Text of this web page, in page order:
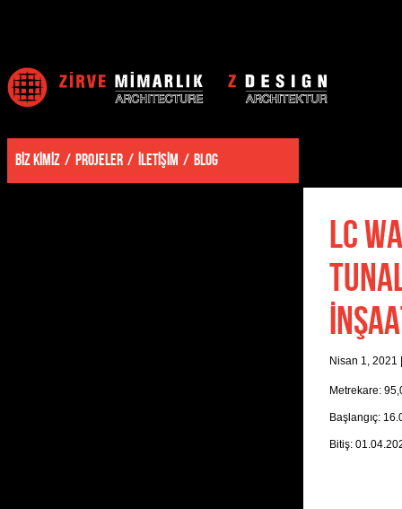
BİZ KİMİZ PROJELER İLETİŞİM BLOG
LC
Nisan 1, 2021
Metrekare:
Başlangıç:
Bitiş: